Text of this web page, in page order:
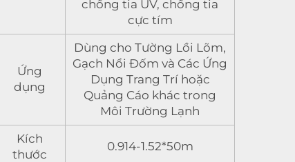
chống tia UV, chống tia
cực tím
Ứng
dụng
Dùng cho Tường Lồi Lõm,
Gạch Nổi Đốm và Các Ứng
Dụng Trang Trí hoặc
Quảng Cáo khác trong
Môi Trường Lạnh
Kích
thước
0.914-1.52*50m